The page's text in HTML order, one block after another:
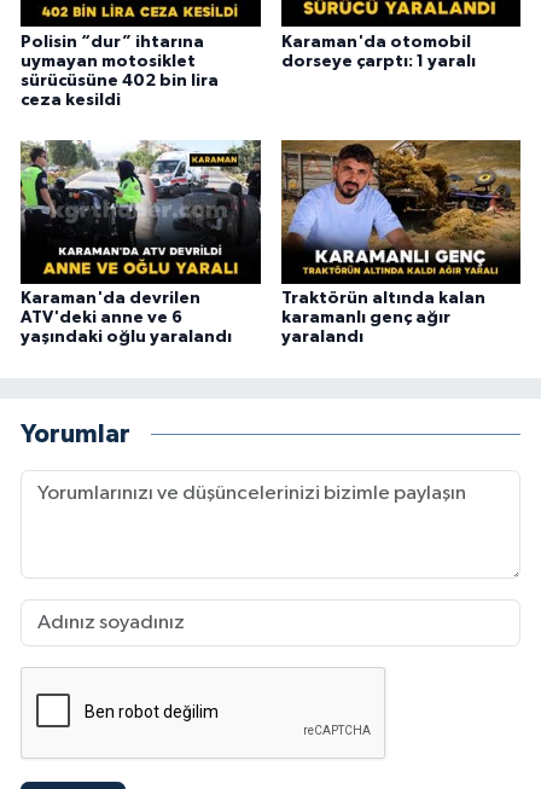
Polisin “dur” ihtarına
uymayan motosiklet
sürücüsüne 402 bin lira
ceza kesildi
Karaman'da otomobil
dorseye çarptı: 1 yaralı
Karaman'da devrilen
ATV'deki anne ve 6
yaşındaki oğlu yaralandı
Traktörün altında kalan
karamanlı genç ağır
yaralandı
Yorumlar